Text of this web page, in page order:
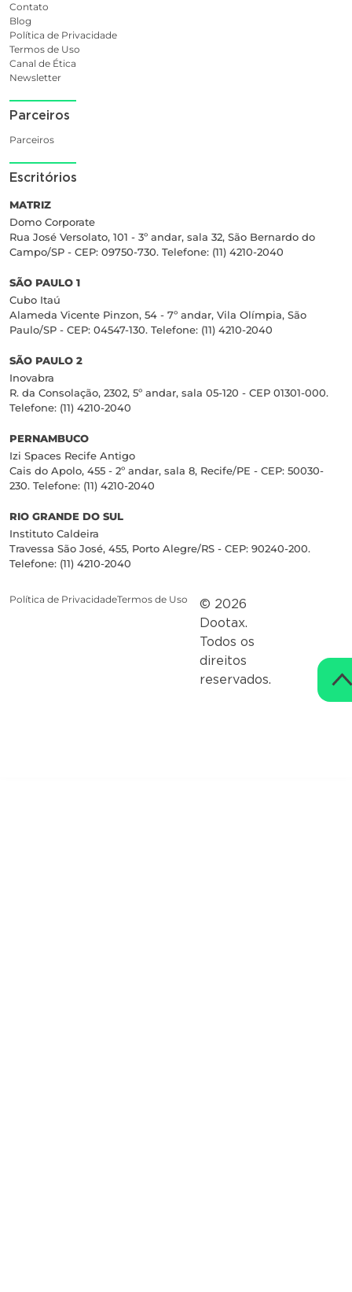
Contato
Blog
Política de Privacidade
Termos de Uso
Canal de Ética
Newsletter
Parceiros
Parceiros
Escritórios
MATRIZ
Domo Corporate
Rua José Versolato, 101 - 3º andar, sala 32, São Bernardo do
Campo/SP - CEP: 09750-730. Telefone: (11) 4210-2040
SÃO PAULO 1
Cubo Itaú
Alameda Vicente Pinzon, 54 - 7º andar, Vila Olímpia, São
Paulo/SP - CEP: 04547-130. Telefone: (11) 4210-2040
SÃO PAULO 2
Inovabra
R. da Consolação, 2302, 5º andar, sala 05-120 - CEP 01301-000.
Telefone: (11) 4210-2040
PERNAMBUCO
Izi Spaces Recife Antigo
Cais do Apolo, 455 - 2º andar, sala 8, Recife/PE - CEP: 50030-
230. Telefone: (11) 4210-2040
RIO GRANDE DO SUL
Instituto Caldeira
Travessa São José, 455, Porto Alegre/RS - CEP: 90240-200.
Telefone: (11) 4210-2040
Política de PrivacidadeTermos de Uso
© 2026
Dootax.
Todos os
direitos
reservados.